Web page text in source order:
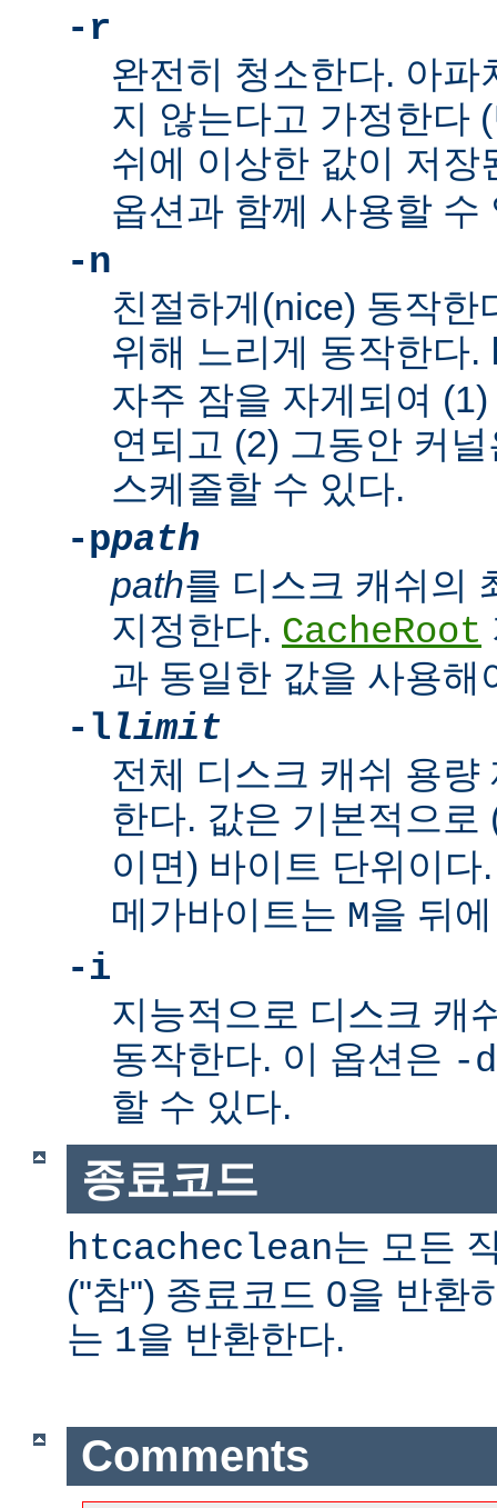
-r
완전히 청소한다. 아파
지 않는다고 가정한다
쉬에 이상한 값이 저
옵션과 함께 사용할 수
-n
친절하게(nice) 동작한
위해 느리게 동작한다.
자주 잠을 자게되여
연되고 (2) 그동안 커
스케줄할 수 있다.
-ppath
path를 디스크 캐쉬의
지정한다. CacheRoot
과 동일한 값을 사용해
-llimit
전체 디스크 캐쉬 용
한다. 값은 기본적으
이면) 바이트 단위이
메가바이트는 M을 뒤
-i
지능적으로 디스크 캐
동작한다. 이 옵션은 -d
할 수 있다.
종료코드
htcacheclean는 모든
("참") 종료코드 0을 반환
는 1을 반환한다.
Comments